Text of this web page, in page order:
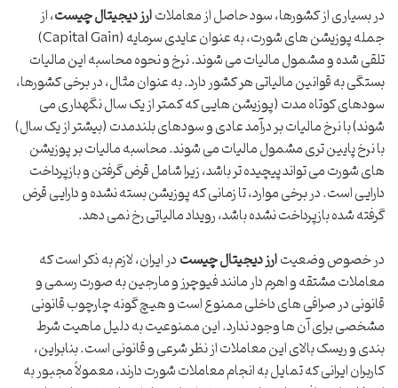
در بسیاری از کشورها، سود حاصل از معاملاتارز دیجیتال چیست، از
جمله پوزیشن های شورت، به عنوان عایدی سرمایه (Capital Gain)
تلقی شده و مشمول مالیات می شوند. نرخ و نحوه محاسبه این مالیات
بستگی به قوانین مالیاتی هر کشور دارد. به عنوان مثال، در برخی کشورها،
سودهای کوتاه مدت (پوزیشن هایی که کمتر از یک سال نگهداری می
شوند) با نرخ مالیات بر درآمد عادی و سودهای بلندمدت (بیشتر از یک سال)
با نرخ پایین تری مشمول مالیات می شوند. محاسبه مالیات بر پوزیشن
های شورت می تواند پیچیده تر باشد، زیرا شامل قرض گرفتن و بازپرداخت
دارایی است. در برخی موارد، تا زمانی که پوزیشن بسته نشده و دارایی قرض
گرفته شده بازپرداخت نشده باشد، رویداد مالیاتی رخ نمی دهد.
در خصوص وضعیتارز دیجیتال چیستدر ایران، لازم به ذکر است که
معاملات مشتقه و اهرم دار مانند فیوچرز و مارجین به صورت رسمی و
قانونی در صرافی های داخلی ممنوع است و هیچ گونه چارچوب قانونی
مشخصی برای آن ها وجود ندارد. این ممنوعیت به دلیل ماهیت شرط
بندی و ریسک بالای این معاملات از نظر شرعی و قانونی است. بنابراین،
کاربران ایرانی که تمایل به انجام معاملات شورت دارند، معمولاً مجبور به